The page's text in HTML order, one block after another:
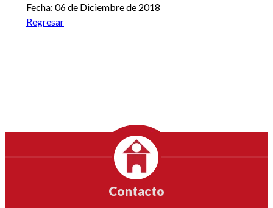
Fecha: 06 de Diciembre de 2018
Regresar
Contacto